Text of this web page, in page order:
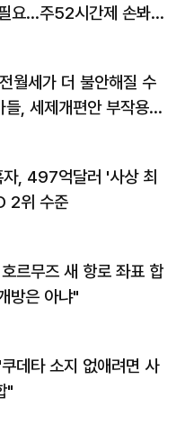
요…주52시간제 손봐
월세가 더 불안해질 수
, 세제개편안 부작용
, 497억달러 '사상 최
2위 수준
르무즈 새 항로 좌표 합
방은 아냐"
데타 소지 없애려면 사
"